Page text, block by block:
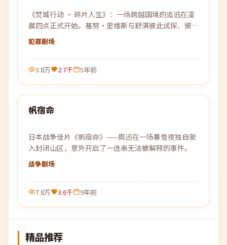
《焚城行动 · 碎片人生》：一场跨越国境的追逃在凌
晨四点正式开始。基努·里维斯与舒淇彼此试探、彼此
依靠，在没有退路的旅程上各自交出底牌。
犯罪剧场
3.8万 2.7千 5年前
最新
99:17
帆宿命
日本战争佳片《帆宿命》——周迅在一场暴雪夜独自驶
入封闭山区，意外开启了一连串无法被解释的事件。
战争剧场
7.8万 3.6千 9年前
精品推荐